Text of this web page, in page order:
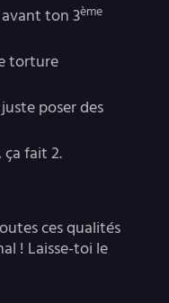
ton 3ème
torture
poser des
fait 2.
ces qualités
! Laisse-toi le